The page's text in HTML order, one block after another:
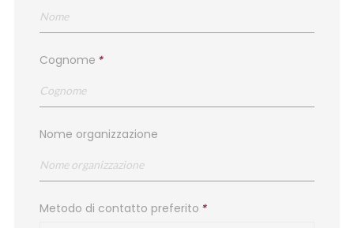
Cognome *
Nome organizzazione
Metodo di contatto preferito *